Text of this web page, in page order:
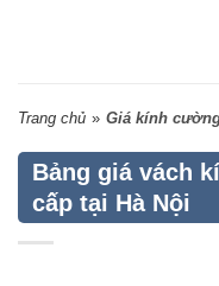
Trang chủ » Giá kính
Bảng giá vách
cấp tại Hà Nội